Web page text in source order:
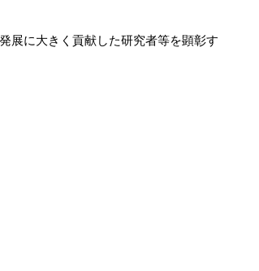
展に大きく貢献した研究者等を顕彰す